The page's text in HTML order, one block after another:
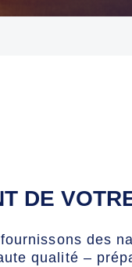
DE
des
qualité –